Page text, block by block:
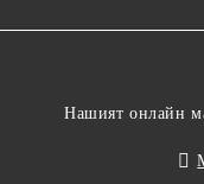
Нашият онлайн